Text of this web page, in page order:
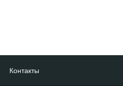
Контакты